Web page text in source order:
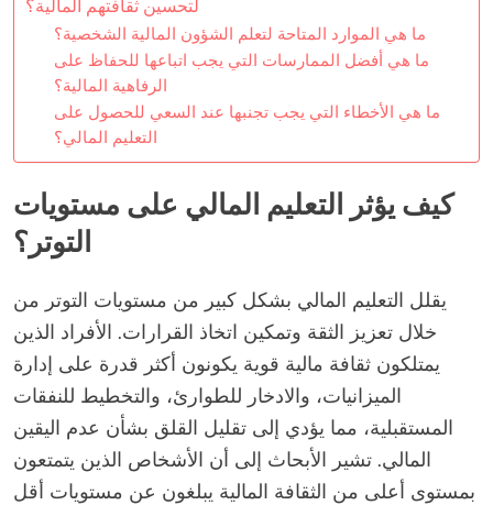
لتحسين ثقافتهم المالية؟
ما هي الموارد المتاحة لتعلم الشؤون المالية الشخصية؟
ما هي أفضل الممارسات التي يجب اتباعها للحفاظ على
الرفاهية المالية؟
ما هي الأخطاء التي يجب تجنبها عند السعي للحصول على
التعليم المالي؟
كيف يؤثر التعليم المالي على مستويات
التوتر؟
يقلل التعليم المالي بشكل كبير من مستويات التوتر من
خلال تعزيز الثقة وتمكين اتخاذ القرارات. الأفراد الذين
يمتلكون ثقافة مالية قوية يكونون أكثر قدرة على إدارة
الميزانيات، والادخار للطوارئ، والتخطيط للنفقات
المستقبلية، مما يؤدي إلى تقليل القلق بشأن عدم اليقين
المالي. تشير الأبحاث إلى أن الأشخاص الذين يتمتعون
بمستوى أعلى من الثقافة المالية يبلغون عن مستويات أقل